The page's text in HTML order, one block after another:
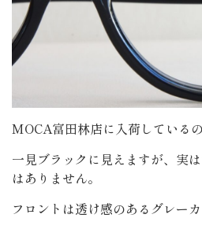
MOCA富田林店に入荷している
一見ブラックに見えますが、実
はありません。
フロントは透け感のあるグレーカ